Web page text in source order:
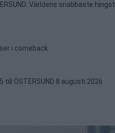
Världens snabbaste hingst
i comeback
till ÖSTERSUND 8 augusti 2026